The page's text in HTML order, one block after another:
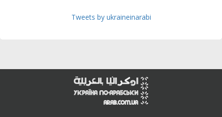
Tweets by ukraineinarabi